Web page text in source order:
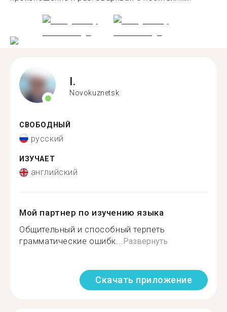
I.
Novokuznetsk
СВОБОДНЫЙ
русский
ИЗУЧАЕТ
английский
Мой партнер по изучению языка
Общительный и способный терпеть
грамматические ошибк...Развернуть
Скачать приложение